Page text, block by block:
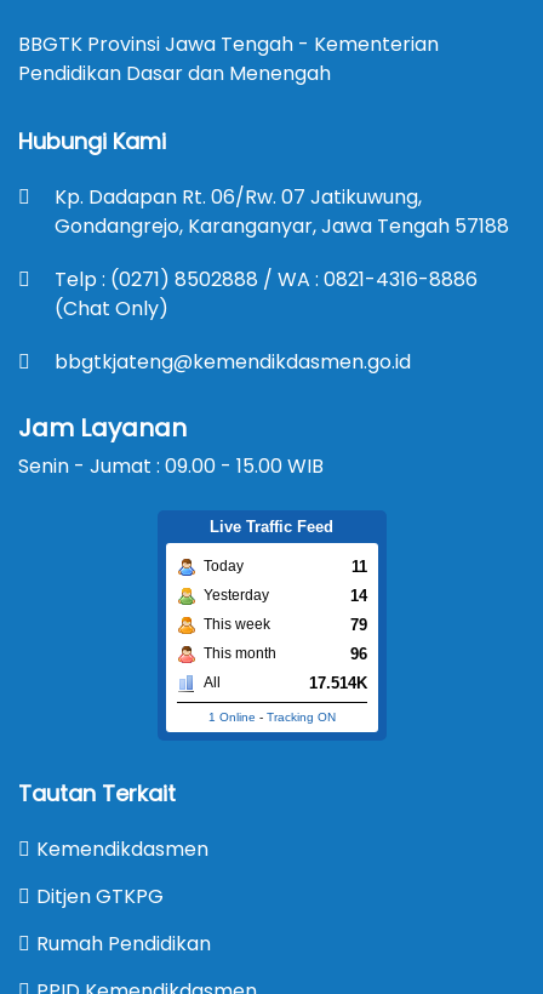
BBGTK Provinsi Jawa Tengah - Kementerian
Pendidikan Dasar dan Menengah
Hubungi Kami
Kp. Dadapan Rt. 06/Rw. 07 Jatikuwung,
Gondangrejo, Karanganyar, Jawa Tengah 57188
Telp : (0271) 8502888 / WA : 0821-4316-8886
(Chat Only)
bbgtkjateng@kemendikdasmen.go.id
Jam Layanan
Senin - Jumat : 09.00 - 15.00 WIB
Live Traffic Feed
Today 11
Yesterday 14
This week 79
This month 96
All 17.514K
1 Online - Tracking ON
Tautan Terkait
Kemendikdasmen
Ditjen GTKPG
Rumah Pendidikan